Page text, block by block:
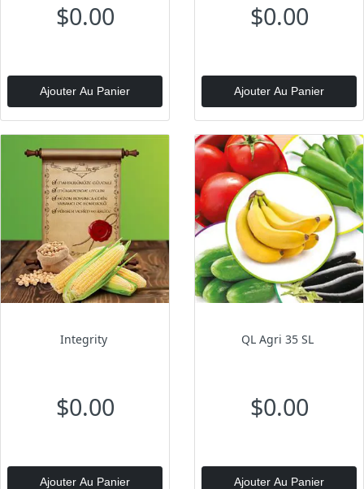
$0.00
Ajouter Au Panier
$0.00
Ajouter Au Panier
Integrity
$0.00
Ajouter Au Panier
QL Agri 35 SL
$0.00
Ajouter Au Panier